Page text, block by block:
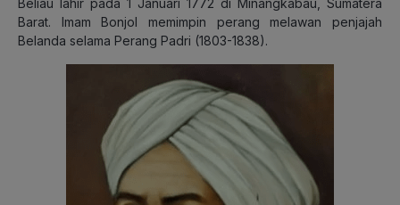
Beliau lahir pada 1 Januari 1772 di Minangkabau, Sumatera
Barat. Imam Bonjol memimpin perang melawan penjajah
Belanda selama Perang Padri (1803-1838).